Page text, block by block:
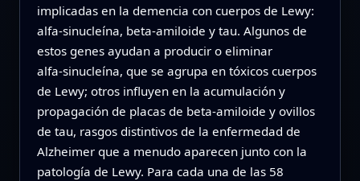
implicadas en la demencia con cuerpos de Lewy:
alfa‑sinucleína, beta‑amiloide y tau. Algunos de
estos genes ayudan a producir o eliminar
alfa‑sinucleína, que se agrupa en tóxicos cuerpos
de Lewy; otros influyen en la acumulación y
propagación de placas de beta‑amiloide y ovillos
de tau, rasgos distintivos de la enfermedad de
Alzheimer que a menudo aparecen junto con la
patología de Lewy. Para cada una de las 58